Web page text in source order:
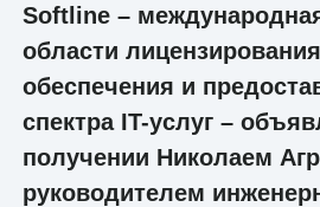
Softline –
области
обеспечения и
спектра IT-услуг –
получении Николаем
руководителем